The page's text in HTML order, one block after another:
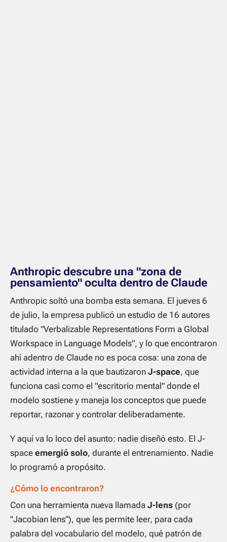
Anthropic descubre una "zona de
pensamiento" oculta dentro de Claude
Anthropic soltó una bomba esta semana. El jueves 6
de julio, la empresa publicó un estudio de 16 autores
titulado "Verbalizable Representations Form a Global
Workspace in Language Models", y lo que encontraron
ahí adentro de Claude no es poca cosa: una zona de
actividad interna a la que bautizaron J-space, que
funciona casi como el "escritorio mental" donde el
modelo sostiene y maneja los conceptos que puede
reportar, razonar y controlar deliberadamente.
Y aquí va lo loco del asunto: nadie diseñó esto. El J-
space emergió solo, durante el entrenamiento. Nadie
lo programó a propósito.
¿Cómo lo encontraron?
Con una herramienta nueva llamada J-lens (por
"Jacobian lens"), que les permite leer, para cada
palabra del vocabulario del modelo, qué patrón de